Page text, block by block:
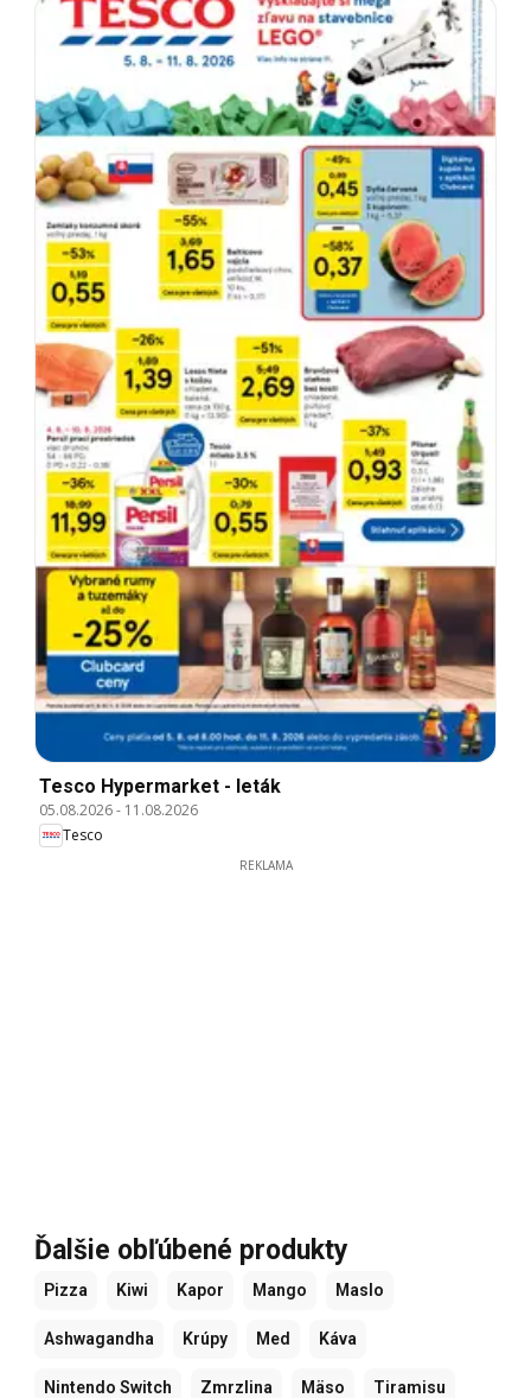
Tesco Hypermarket - leták
05.08.2026- 11.08.2026
Tesco
REKLAMA
Ďalšie obľúbené produkty
Pizza Kiwi Kapor Mango Maslo
Ashwagandha Krúpy Med Káva
Nintendo Switch Zmrzlina Mäso Tiramisu